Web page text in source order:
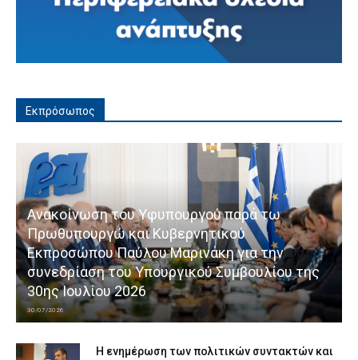
Εκπρόσωπος
Ανακοίνωση του Υφυπουργού παρά τω
Πρωθυπουργώ και Κυβερνητικού
Εκπροσώπου Παύλου Μαρινάκη για την
συνεδρίαση του Υπουργικού Συμβουλίου της
30ης Ιουλίου 2026
30/07/2026
Η ενημέρωση των πολιτικών συντακτών και